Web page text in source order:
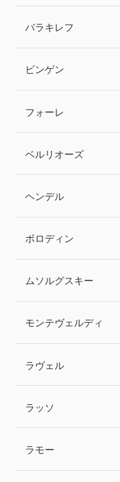
バラキレフ
ビンゲン
フォーレ
ベルリオーズ
ヘンデル
ボロディン
ムソルグスキー
モンテヴェルディ
ラヴェル
ラッソ
ラモー